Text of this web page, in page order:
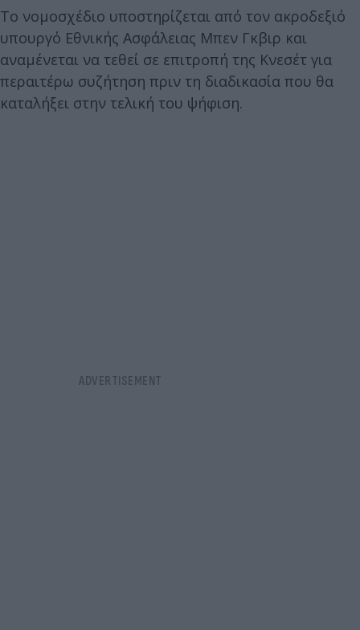
Το νομοσχέδιο υποστηρίζεται από τον ακροδεξιό
υπουργό Εθνικής Ασφάλειας Μπεν Γκβιρ και
αναμένεται να τεθεί σε επιτροπή της Κνεσέτ για
περαιτέρω συζήτηση πριν τη διαδικασία που θα
καταλήξει στην τελική του ψήφιση.